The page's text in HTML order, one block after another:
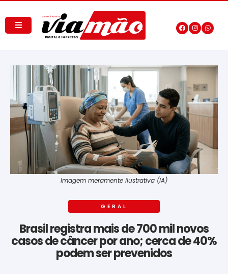
Imagem meramente ilustrativa (IA)
GERAL
Brasil registra mais de 700 mil novos
casos de câncer por ano; cerca de 40%
podem ser prevenidos